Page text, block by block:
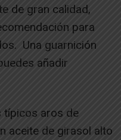
de gran calidad,
para
Una guarnición
añadir
típicos aros de
aceite de girasol alto